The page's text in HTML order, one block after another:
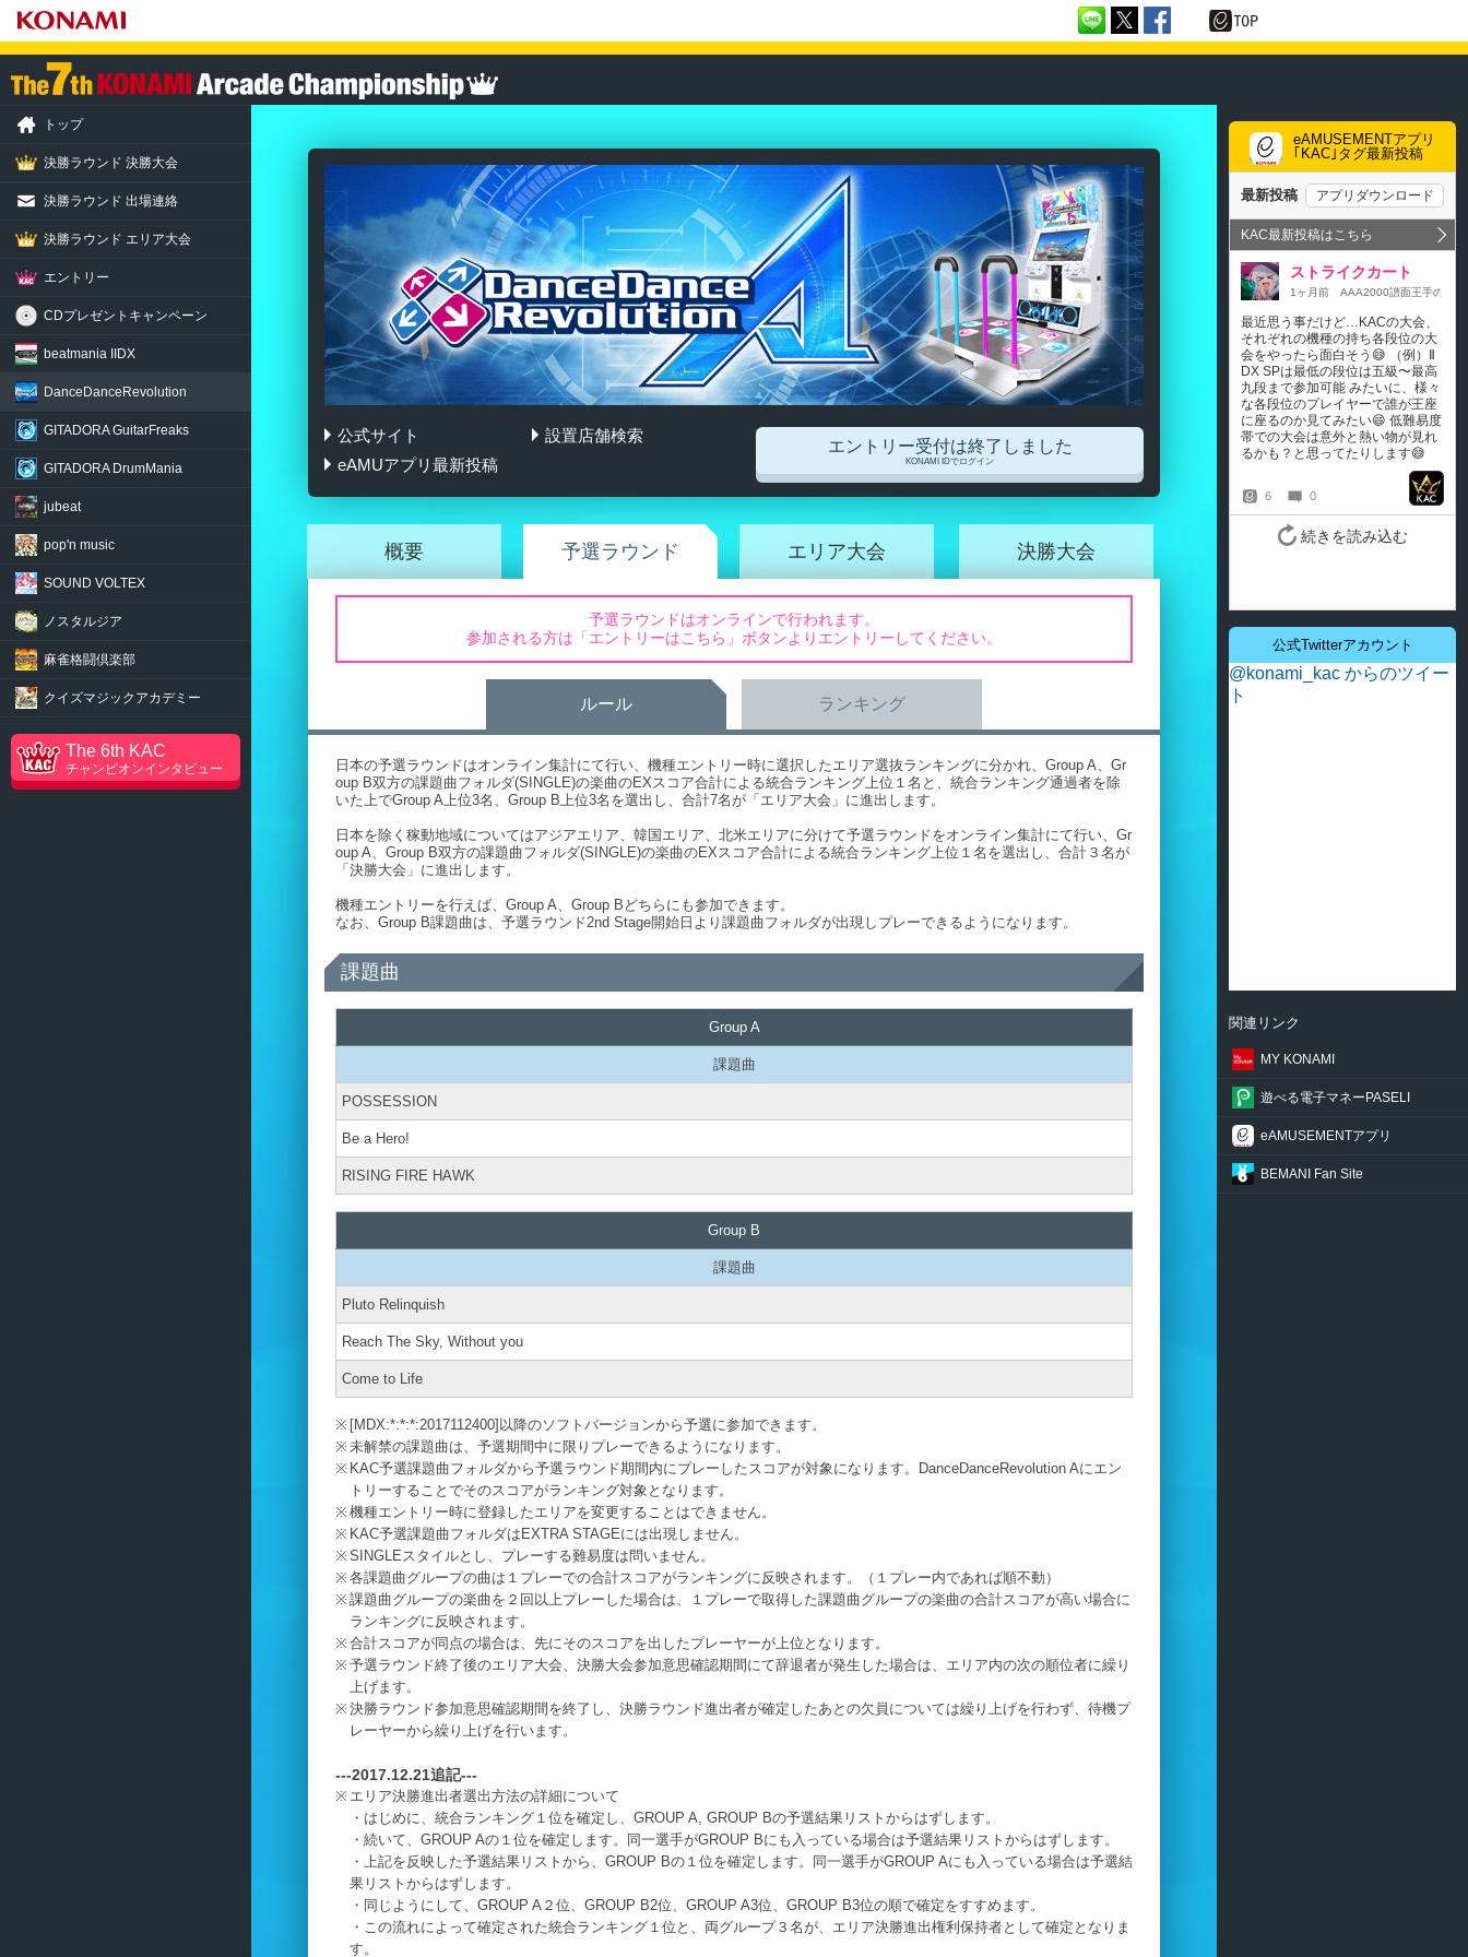
DanceDanceRevolution A
公式サイト
設置店舗検索
eAMUアプリ最新投稿
エントリー受付は終了しました
KONAMI IDでログイン
概要 予選ラウンド エリア大会 決勝大会
予選ラウンドはオンラインで行われます。
参加される方は「エントリーはこちら」ボタンよりエントリーしてください。
ルール ランキング
日本の予選ラウンドはオンライン集計にて行い、機種エントリー時に選択したエリア選抜ランキングに分かれ、Group A、Gr
oup B双方の課題曲フォルダ(SINGLE)の楽曲のEXスコア合計による統合ランキング上位１名と、統合ランキング通過者を除
いた上でGroup A上位3名、Group B上位3名を選出し、合計7名が「エリア大会」に進出します。
日本を除く稼動地域についてはアジアエリア、韓国エリア、北米エリアに分けて予選ラウンドをオンライン集計にて行い、Gr
oup A、Group B双方の課題曲フォルダ(SINGLE)の楽曲のEXスコア合計による統合ランキング上位１名を選出し、合計３名が
「決勝大会」に進出します。
機種エントリーを行えば、Group A、Group Bどちらにも参加できます。
なお、Group B課題曲は、予選ラウンド2nd Stage開始日より課題曲フォルダが出現しプレーできるようになります。
課題曲
Group A
課題曲
POSSESSION
Be a Hero!
RISING FIRE HAWK
Group B
課題曲
Pluto Relinquish
Reach The Sky, Without you
Come to Life
[MDX:*:*:*:2017112400]以降のソフトバージョンから予選に参加できます。
未解禁の課題曲は、予選期間中に限りプレーできるようになります。
KAC予選課題曲フォルダから予選ラウンド期間内にプレーしたスコアが対象になります。DanceDanceRevolution Aにエン
トリーすることでそのスコアがランキング対象となります。
機種エントリー時に登録したエリアを変更することはできません。
KAC予選課題曲フォルダはEXTRA STAGEには出現しません。
SINGLEスタイルとし、プレーする難易度は問いません。
各課題曲グループの曲は１プレーでの合計スコアがランキングに反映されます。（１プレー内であれば順不動）
課題曲グループの楽曲を２回以上プレーした場合は、１プレーで取得した課題曲グループの楽曲の合計スコアが高い場合に
ランキングに反映されます。
合計スコアが同点の場合は、先にそのスコアを出したプレーヤーが上位となります。
予選ラウンド終了後のエリア大会、決勝大会参加意思確認期間にて辞退者が発生した場合は、エリア内の次の順位者に繰り
上げます。
決勝ラウンド参加意思確認期間を終了し、決勝ラウンド進出者が確定したあとの欠員については繰り上げを行わず、待機プ
レーヤーから繰り上げを行います。
---2017.12.21追記---
エリア決勝進出者選出方法の詳細について
・はじめに、統合ランキング１位を確定し、GROUP A, GROUP Bの予選結果リストからはずします。
・続いて、GROUP Aの１位を確定します。同一選手がGROUP Bにも入っている場合は予選結果リストからはずします。
・上記を反映した予選結果リストから、GROUP Bの１位を確定します。同一選手がGROUP Aにも入っている場合は予選結
果リストからはずします。
・同じようにして、GROUP A２位、GROUP B2位、GROUP A3位、GROUP B3位の順で確定をすすめます。
・この流れによって確定された統合ランキング１位と、両グループ３名が、エリア決勝進出権利保持者として確定となりま
す。
トップ
決勝ラウンド 決勝大会
決勝ラウンド 出場連絡
決勝ラウンド エリア大会
エントリー
CDプレゼントキャンペーン
beatmania IIDX
DanceDance Revolution
GITADORAGuitarFreaks
GITADORADrumMania
jubeat
pop'n music
SOUND VOLTEX
ノスタルジア
麻雀格闘倶楽部
クイズマジック アカデミー
The 6th KAC
チャンピオンインタビュー
eAMUSEMENTアプリ
｢KAC｣タグ最新投稿
公式Twitterアカウント
@konami_kac からのツイー
ト
関連リンク
MY KONAMI
遊べる電子マネーPASELI
eAMUSEMENTアプリ
BEMANI Fan Site